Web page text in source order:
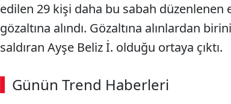
edilen 29 kişi daha bu sabah düzenlenen
gözaltına alındı. Gözaltına alınlardan
saldıran Ayşe Beliz İ. olduğu ortaya çıktı.
Günün Trend Haberleri
00:03 / 09:08